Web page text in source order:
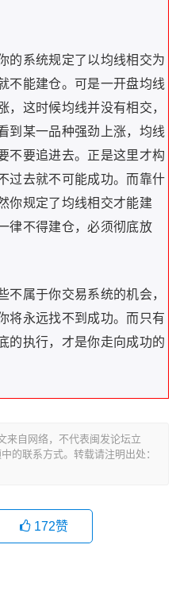
的系统规定了以均线相交为
不能建仓。可是一开盘均线
，这时候均线并没有相交，
到某一品种强劲上涨，均线
不要追进去。正是这里才构
过去就不可能成功。而靠什
你规定了均线相交才能建
律不得建仓，必须彻底放
不属于你交易系统的机会，
将永远找不到成功。而只有
的执行，才是你走向成功的
来自网络，不代表闽发论坛立
的联系方式。转载请注明出处：
172赞